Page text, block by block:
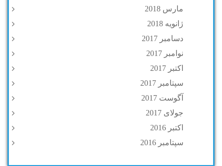
مارس 2018
ژانویه 2018
دسامبر 2017
نوامبر 2017
اکتبر 2017
سپتامبر 2017
آگوست 2017
جولای 2017
اکتبر 2016
سپتامبر 2016